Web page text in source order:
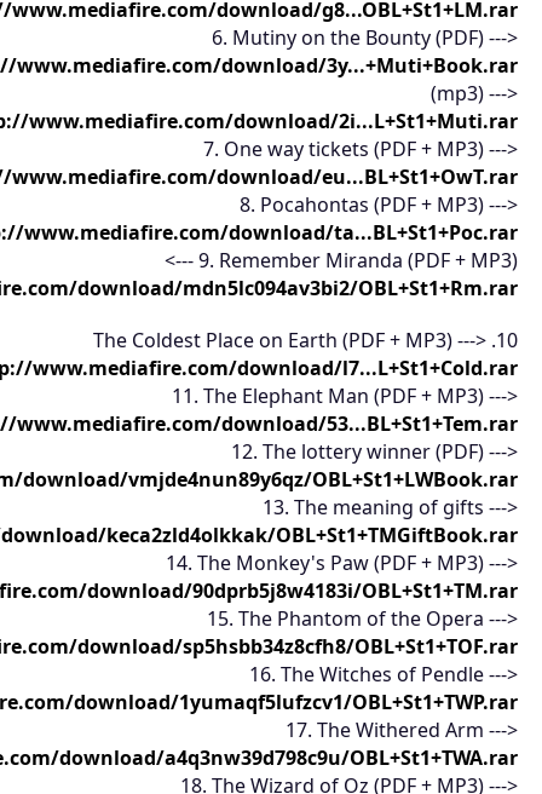
download/g8...OBL+St1+LM.rar
6. Mutiny on the Bounty (PDF) --->
www.mediafire.com/download/3y...+Muti+Book.rar
(mp3) --->
www.mediafire.com/download/2i...L+St1+Muti.rar
7. One way tickets (PDF + MP3) --->
download/eu...BL+St1+OwT.rar
8. Pocahontas (PDF + MP3) --->
www.mediafire.com/download/ta...BL+St1+Poc.rar
9. Remember Miranda (PDF + MP3) --->
download/mdn5lc094av3bi2/OBL+St1+Rm.rar
10. The Coldest Place on Earth (PDF + MP3) --->
www.mediafire.com/download/l7...L+St1+Cold.rar
11. The Elephant Man (PDF + MP3) --->
www.mediafire.com/download/53...BL+St1+Tem.rar
12. The lottery winner (PDF) --->
vmjde4nun89y6qz/OBL+St1+LWBook.rar
13. The meaning of gifts --->
keca2zld4olkkak/OBL+St1+TMGiftBook.rar
14. The Monkey's Paw (PDF + MP3) --->
download/90dprb5j8w4183i/OBL+St1+TM.rar
15. The Phantom of the Opera --->
download/sp5hsbb34z8cfh8/OBL+St1+TOF.rar
16. The Witches of Pendle --->
download/1yumaqf5lufzcv1/OBL+St1+TWP.rar
17. The Withered Arm --->
download/a4q3nw39d798c9u/OBL+St1+TWA.rar
18. The Wizard of Oz (PDF + MP3) --->